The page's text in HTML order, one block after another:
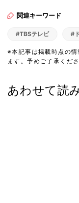
関連キーワード
#TBSテレビ #
※本記事は掲載時点の
ます。予めご了承くださ
あわせて読